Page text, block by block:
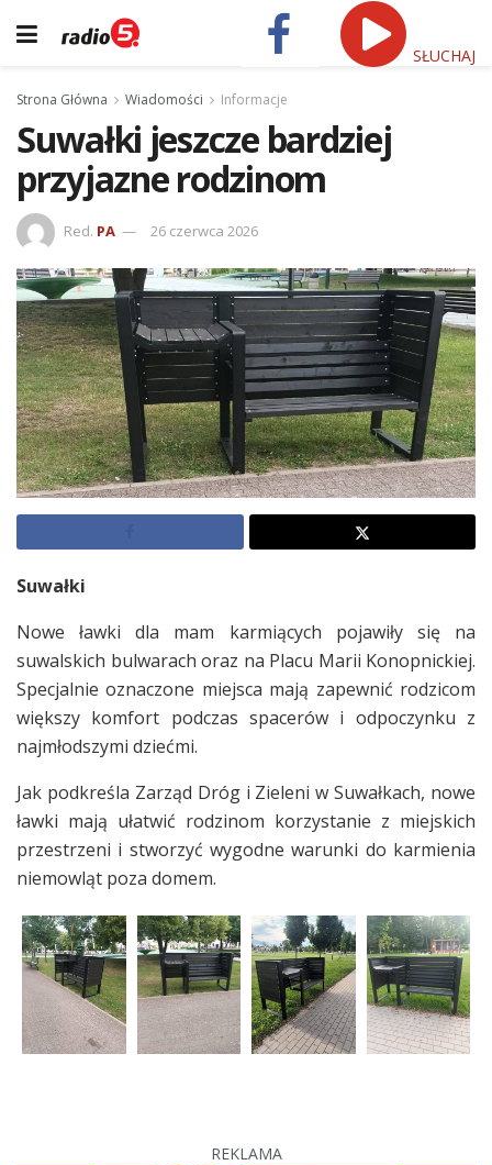
SŁUCHAJ
Strona Główna Wiadomości Informacje
Suwałki jeszcze bardziej
przyjazne rodzinom
Red. PA 26 czerwca 2026
Suwałki
Nowe ławki dla mam karmiących pojawiły się na
suwalskich bulwarach oraz na Placu Marii Konopnickiej.
Specjalnie oznaczone miejsca mają zapewnić rodzicom
większy komfort podczas spacerów i odpoczynku z
najmłodszymi dziećmi.
Jak podkreśla Zarząd Dróg i Zieleni w Suwałkach, nowe
ławki mają ułatwić rodzinom korzystanie z miejskich
przestrzeni i stworzyć wygodne warunki do karmienia
niemowląt poza domem.
REKLAMA